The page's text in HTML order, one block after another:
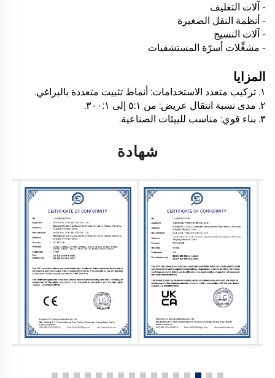
- آلات التغليف
- أنظمة النقل الصغيرة
- آلات النسيج
- مشغِّلات أسرّة المستشفيات
المزايا
١. تركيب متعدد الاستخدامات: أنماط تثبيت متعددة بالبراغي.
٢. مدى نسبة انتقال عريض: من ٥:١ إلى ٣٠٠:١.
٣. بناء قوي: مناسب للبيئات الصناعية.
شهادة